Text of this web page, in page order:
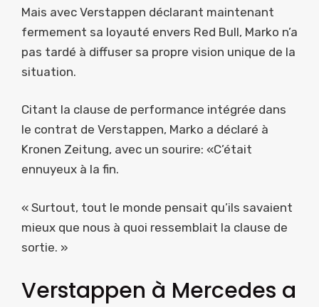
Mais avec Verstappen déclarant maintenant
fermement sa loyauté envers Red Bull, Marko n’a
pas tardé à diffuser sa propre vision unique de la
situation.
Citant la clause de performance intégrée dans
le contrat de Verstappen, Marko a déclaré à
Kronen Zeitung, avec un sourire: «C’était
ennuyeux à la fin.
« Surtout, tout le monde pensait qu’ils savaient
mieux que nous à quoi ressemblait la clause de
sortie. »
Verstappen à Mercedes a